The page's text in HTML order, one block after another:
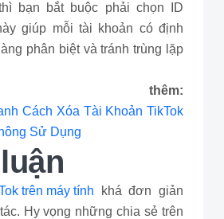
bạn bắt buộc phải chọn ID
giúp mỗi tài khoản có định
phân biệt và tránh trùng lặp
thêm:
Cách Xóa Tài Khoản TikTok
Sử Dụng
trên máy tính khá đơn giản
Hy vọng những chia sẻ trên